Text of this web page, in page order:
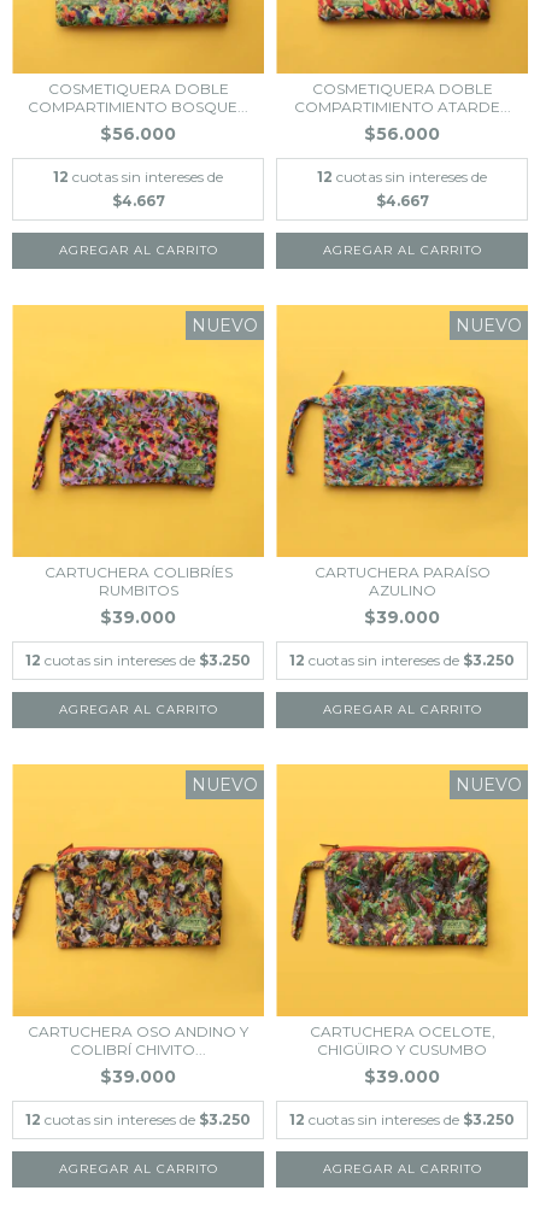
COSMETIQUERA DOBLE
COMPARTIMIENTO BOSQUE...
$56.000
12 cuotas sin intereses de
$4.667
COSMETIQUERA DOBLE
COMPARTIMIENTO ATARDE...
$56.000
12 cuotas sin intereses de
$4.667
NUEVO
CARTUCHERA COLIBRÍES
RUMBITOS
$39.000
12 cuotas sin intereses de $3.250
NUEVO
CARTUCHERA PARAÍSO
AZULINO
$39.000
12 cuotas sin intereses de $3.250
NUEVO
CARTUCHERA OSO ANDINO Y
COLIBRÍ CHIVITO...
$39.000
12 cuotas sin intereses de $3.250
NUEVO
CARTUCHERA OCELOTE,
CHIGÜIRO Y CUSUMBO
$39.000
12 cuotas sin intereses de $3.250